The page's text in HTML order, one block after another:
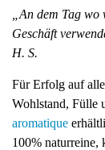
„An dem Tag
Geschäft
H. S.
Für Erfolg auf
Wohlstand, Fülle
aromatique
100% naturreine,